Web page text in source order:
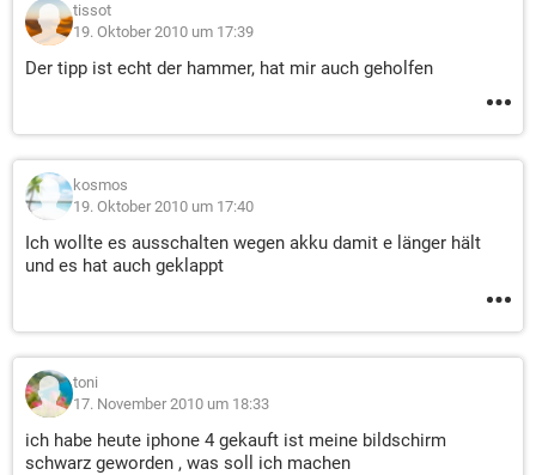
tissot
19. Oktober 2010 um 17:39
Der tipp ist echt der hammer, hat mir auch geholfen
kosmos
19. Oktober 2010 um 17:40
Ich wollte es ausschalten wegen akku damit e länger hält
und es hat auch geklappt
toni
17. November 2010 um 18:33
ich habe heute iphone 4 gekauft ist meine bildschirm
schwarz geworden , was soll ich machen